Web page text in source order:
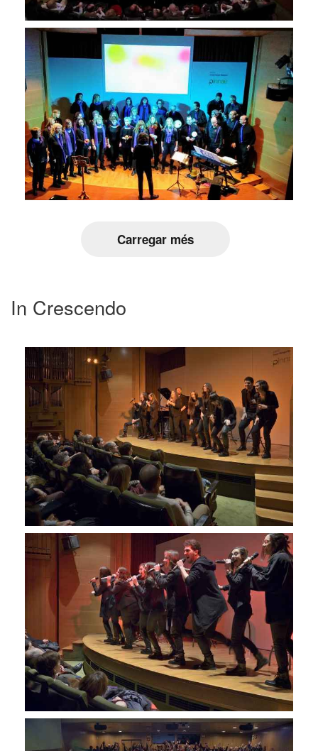
Carregar més
In Crescendo